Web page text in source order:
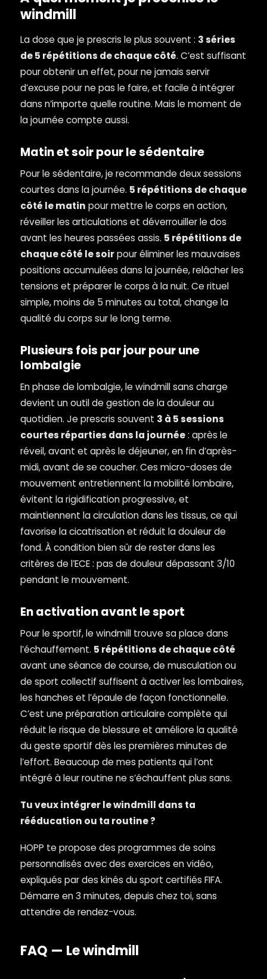
windmill
La dose que je prescris le plus souvent : 3 séries
de 5 répétitions de chaque côté. C’est suffisant
pour obtenir un effet, pour ne jamais servir
d’excuse pour ne pas le faire, et facile à intégrer
dans n’importe quelle routine. Mais le moment de
la journée compte aussi.
Matin et soir pour le sédentaire
Pour le sédentaire, je recommande deux sessions
courtes dans la journée. 5 répétitions de chaque
côté le matin pour mettre le corps en action,
réveiller les articulations et déverrouiller le dos
avant les heures passées assis. 5 répétitions de
chaque côté le soirpour éliminer les mauvaises
positions accumulées dans la journée, relâcher les
tensions et préparer le corps à la nuit. Ce rituel
simple, moins de 5 minutes au total, change la
qualité du corps sur le long terme.
Plusieurs fois par jour pour une
lombalgie
En phase de lombalgie, le windmill sans charge
devient un outil de gestion de la douleur au
quotidien. Je prescris souvent 3 à 5 sessions
courtes réparties dans la journée: après le
réveil, avant et après le déjeuner, en fin d’après-
midi, avant de se coucher. Ces micro-doses de
mouvement entretiennent la mobilité lombaire,
évitent la rigidification progressive, et
maintiennent la circulation dans les tissus, ce qui
favorise la cicatrisation et réduit la douleur de
fond. À condition bien sûr de rester dans les
critères de l’ECE : pas de douleur dépassant 3/10
pendant le mouvement.
En activation avant le sport
Pour le sportif, le windmill trouve sa place dans
l’échauffement. 5 répétitions de chaque côté
avant une séance de course, de musculation ou
de sport collectif suffisent à activer les lombaires,
les hanches et l’épaule de façon fonctionnelle.
C’est une préparation articulaire complète qui
réduit le risque de blessure et améliore la qualité
du geste sportif dès les premières minutes de
l’effort. Beaucoup de mes patients qui l’ont
intégré à leur routine ne s’échauffent plus sans.
Tu veux intégrer le windmill dans ta
rééducation ou ta routine ?
HOPP te propose des programmes de soins
personnalisés avec des exercices en vidéo,
expliqués par des kinés du sport certifiés FIFA.
Démarre en 3 minutes, depuis chez toi, sans
attendre de rendez-vous.
FAQ — Le windmill